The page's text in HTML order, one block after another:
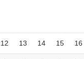
12 13 14 15 16